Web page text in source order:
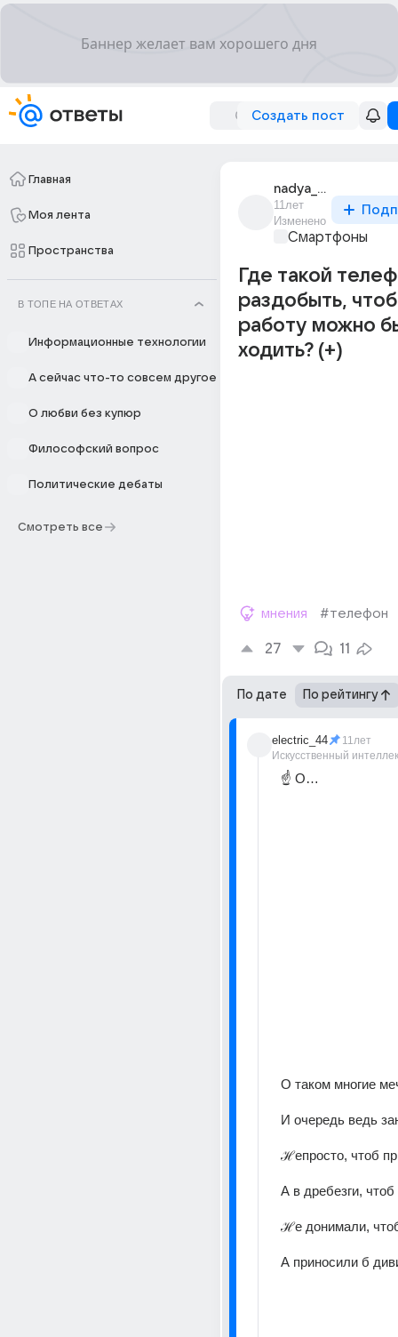
Создать пост
Главная
Моя лента
Пространства
В ТОПЕ НА ОТВЕТАХ
Информационные технологии
А сейчас что-то совсем другое
О любви без купюр
Философский вопрос
Политические дебаты
Смотреть все
nadya_842
11лет
Изменено
Смартфоны
Где такой
раздобыть,
работу можно
ходить? (+)
мнения #телефон
27 11
По дате По рейтингу
electric_44
Искусственный
11лет
☝ О…
О таком многие
И очередь ведь
ℋепросто, чтоб
А в дребезги, чтоб
ℋе донимали,
А приносили б